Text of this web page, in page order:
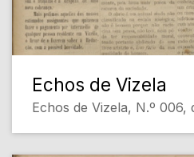
Echos de Vizela
Echos de Vizela, N.º 006,